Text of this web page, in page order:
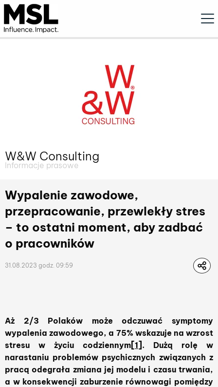
W&W Consulting
Informacje prasowe
Wypalenie zawodowe,
przepracowanie, przewlekły stres
– to ostatni moment, aby zadbać
o pracowników
31.08.2023 godz. 09:59
Aż 2/3 Polaków może odczuwać symptomy
wypalenia zawodowego, a 75% wskazuje na wzrost
stresu w życiu codziennym [1] . Dużą rolę w
narastaniu problemów psychicznych związanych z
pracą odegrała zmiana jej modelu i czasu trwania,
a w konsekwencji zaburzenie równowagi pomiędzy